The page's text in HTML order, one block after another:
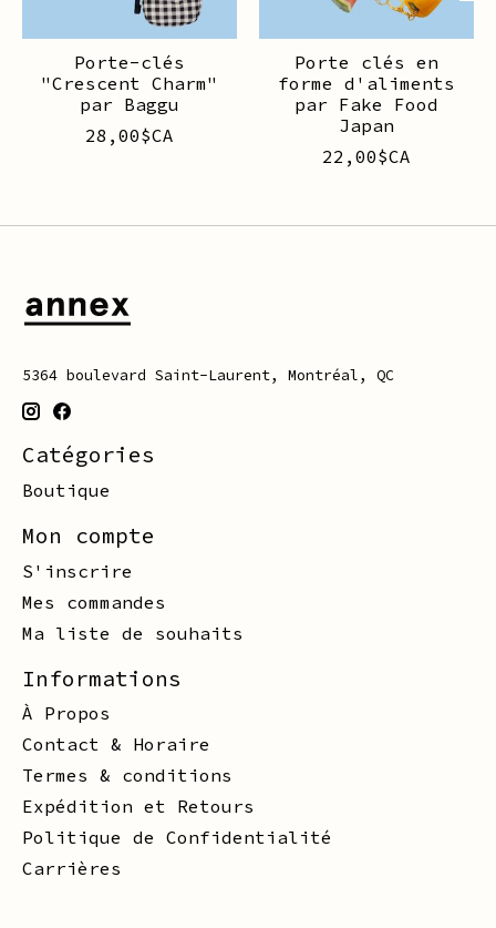
Porte-clés
"Crescent Charm"
par Baggu
28,00$CA
Porte clés en
forme d'aliments
par Fake Food
Japan
22,00$CA
5364 boulevard Saint-Laurent, Montréal, QC
Catégories
Boutique
Mon compte
S'inscrire
Mes commandes
Ma liste de souhaits
Informations
À Propos
Contact & Horaire
Termes & conditions
Expédition et Retours
Politique de Confidentialité
Carrières